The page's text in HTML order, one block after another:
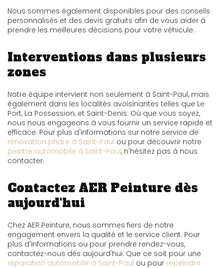
Nous sommes également disponibles pour des conseils
personnalisés et des devis gratuits afin de vous aider à
prendre les meilleures décisions pour votre véhicule.
Interventions dans plusieurs
zones
Notre équipe intervient non seulement à Saint-Paul, mais
également dans les localités avoisinantes telles que Le
Port, La Possession, et Saint-Denis. Où que vous soyez,
nous nous engageons à vous fournir un service rapide et
efficace. Pour plus d'informations sur notre service de
rénovation phare à Saint-Paul ou pour découvrir notre
peintre automobile à Saint-Paul, n'hésitez pas à nous
contacter.
Contactez AER Peinture dès
aujourd'hui
Chez AER Peinture, nous sommes fiers de notre
engagement envers la qualité et le service client. Pour
plus d'informations ou pour prendre rendez-vous,
contactez-nous dès aujourd'hui. Que ce soit pour une
réparation automobile à Saint-Paul ou pour repeindre